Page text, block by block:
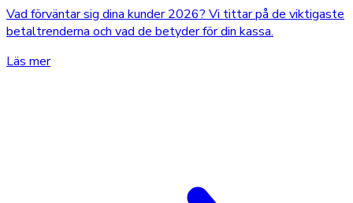
Vad förväntar sig dina kunder 2026? Vi tittar på de viktigaste
betaltrenderna och vad de betyder för din kassa.
Läs mer